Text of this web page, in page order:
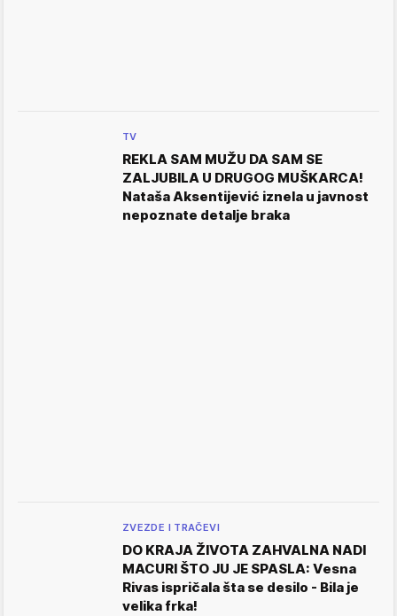
TV
REKLA SAM MUŽU DA SAM SE
ZALJUBILA U DRUGOG MUŠKARCA!
Nataša Aksentijević iznela u javnost
nepoznate detalje braka
ZVEZDE I TRAČEVI
DO KRAJA ŽIVOTA ZAHVALNA NADI
MACURI ŠTO JU JE SPASLA: Vesna
Rivas ispričala šta se desilo - Bila je
velika frka!